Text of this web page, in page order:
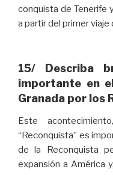
conquista de Tenerife
a partir del primer viaje
15/ Describa
importante en
Granada por los
Este
“Reconquista” es
de la Reconquista
expansión a América